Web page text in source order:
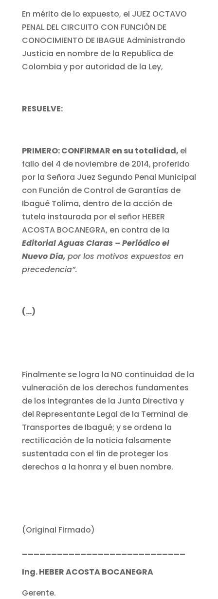
En mérito de lo expuesto, el JUEZ OCTAVO
PENAL DEL CIRCUITO CON FUNCIÓN DE
CONOCIMIENTO DE IBAGUE Administrando
Justicia en nombre de la Republica de
Colombia y por autoridad de la Ley,
RESUELVE:
PRIMERO: CONFIRMAR en su totalidad, el
fallo del 4 de noviembre de 2014, proferido
por la Señora Juez Segundo Penal Municipal
con Función de Control de Garantías de
Ibagué Tolima, dentro de la acción de
tutela instaurada por el señor HEBER
ACOSTA BOCANEGRA, en contra de la
Editorial Aguas Claras – Periódico el
Nuevo Día, por los motivos expuestos en
precedencia”.
(…)
Finalmente se logra la NO continuidad de la
vulneración de los derechos fundamentes
de los integrantes de la Junta Directiva y
del Representante Legal de la Terminal de
Transportes de Ibagué; y se ordena la
rectificación de la noticia falsamente
sustentada con el fin de proteger los
derechos a la honra y el buen nombre.
(Original Firmado)
Ing. HEBER ACOSTA BOCANEGRA
Gerente.